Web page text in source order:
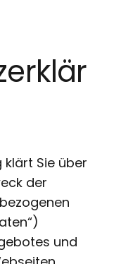
klärt Sie über
der
und